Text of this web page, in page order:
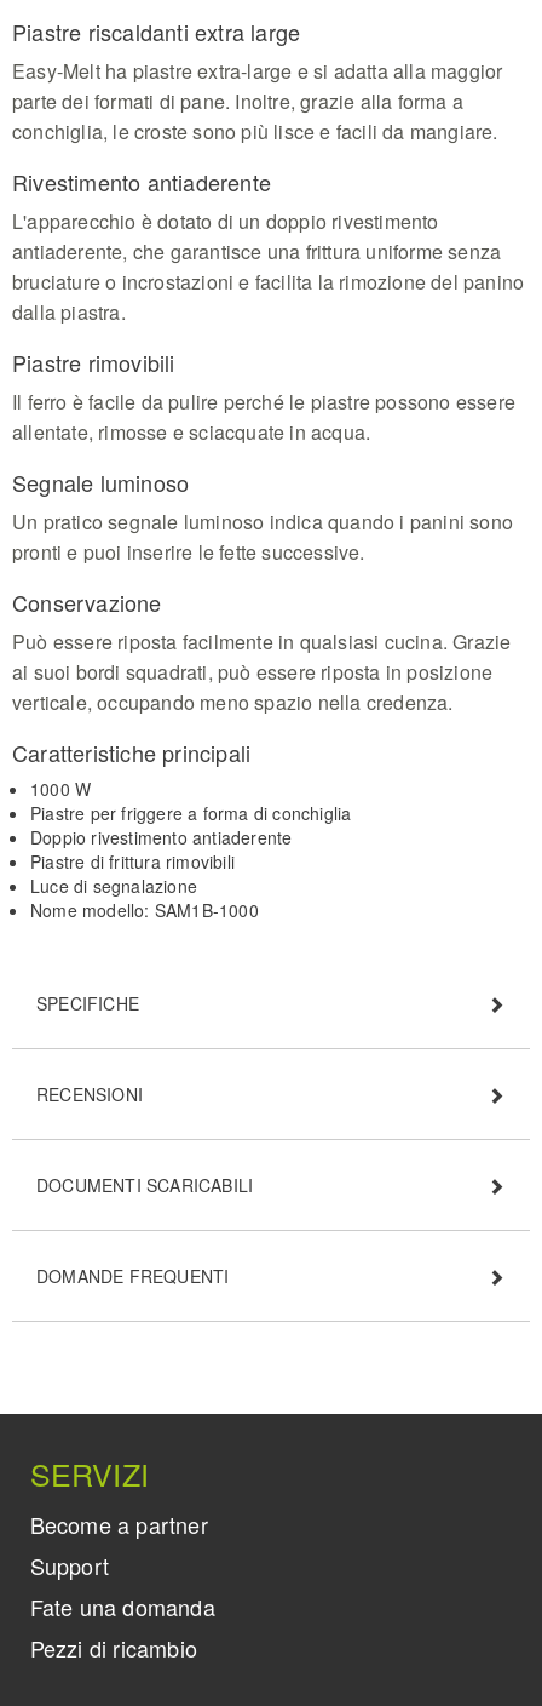
Piastre riscaldanti extra large
Easy-Melt ha piastre extra-large e si adatta alla maggior
parte dei formati di pane. Inoltre, grazie alla forma a
conchiglia, le croste sono più lisce e facili da mangiare.
Rivestimento antiaderente
L'apparecchio è dotato di un doppio rivestimento
antiaderente, che garantisce una frittura uniforme senza
bruciature o incrostazioni e facilita la rimozione del panino
dalla piastra.
Piastre rimovibili
Il ferro è facile da pulire perché le piastre possono essere
allentate, rimosse e sciacquate in acqua.
Segnale luminoso
Un pratico segnale luminoso indica quando i panini sono
pronti e puoi inserire le fette successive.
Conservazione
Può essere riposta facilmente in qualsiasi cucina. Grazie
ai suoi bordi squadrati, può essere riposta in posizione
verticale, occupando meno spazio nella credenza.
Caratteristiche principali
1000 W
Piastre per friggere a forma di conchiglia
Doppio rivestimento antiaderente
Piastre di frittura rimovibili
Luce di segnalazione
Nome modello: SAM1B-1000
SPECIFICHE
RECENSIONI
DOCUMENTI SCARICABILI
DOMANDE FREQUENTI
SERVIZI
Become a partner
Support
Fate una domanda
Pezzi di ricambio